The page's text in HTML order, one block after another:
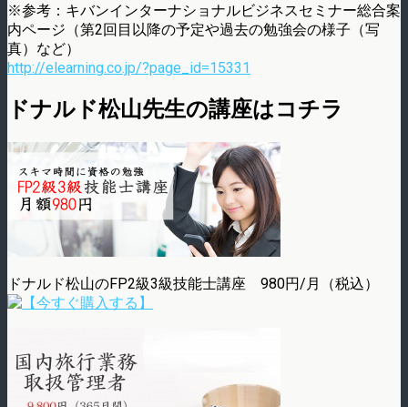
※参考：キバンインターナショナルビジネスセミナー総合案
内ページ（第2回目以降の予定や過去の勉強会の様子（写
真）など）
http://elearning.co.jp/?page_id=15331
ドナルド松山先生の講座はコチラ
ドナルド松山のFP2級3級技能士講座 980円/月（税込）